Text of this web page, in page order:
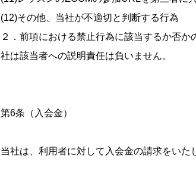
(12)その他、当社が不適切と判断する行為
２．前項における禁止行為に該当するか否
社は該当者への説明責任は負いません。
第6条（入会金）
当社は、利用者に対して入会金の請求をいた